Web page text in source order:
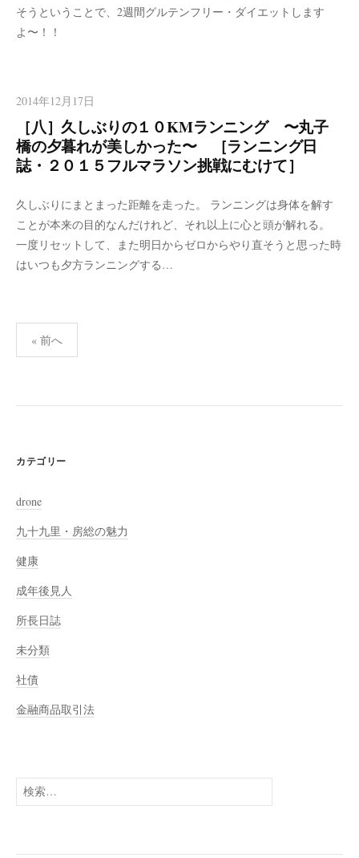
そうということで、2週間グルテンフリー・ダイエットします
よ〜！！
2014年12月17日
［八］久しぶりの１０KMランニング 〜丸子
橋の夕暮れが美しかった〜 ［ランニング日
誌・２０１５フルマラソン挑戦にむけて］
久しぶりにまとまった距離を走った。 ランニングは身体を解す
ことが本来の目的なんだけれど、それ以上に心と頭が解れる。
一度リセットして、また明日からゼロからやり直そうと思った時
はいつも夕方ランニングする…
稿
送
« 前へ
カテゴリー
drone
九十九里・房総の魅力
健康
成年後見人
所長日誌
未分類
社債
金融商品取引法
検
索: